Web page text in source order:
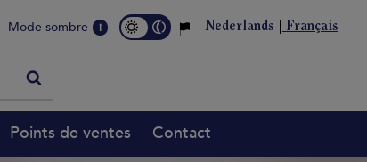
Mode sombre i Nederlands Français
Points de ventes Contact